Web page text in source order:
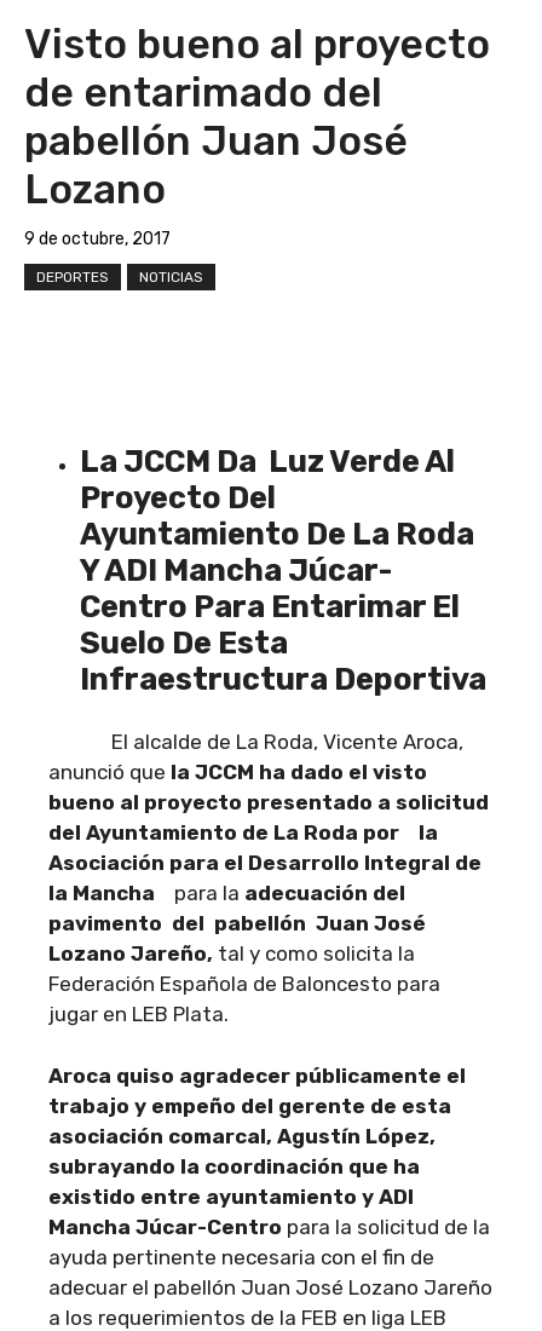
Visto bueno al proyecto
de entarimado del
pabellón Juan José
Lozano
9 de octubre, 2017
DEPORTES NOTICIAS
La JCCM Da Luz Verde Al
Proyecto Del
Ayuntamiento De La Roda
Y ADI Mancha Júcar-
Centro Para Entarimar El
Suelo De Esta
Infraestructura Deportiva
El alcalde de La Roda, Vicente Aroca,
anunció que la JCCM ha dado el visto
bueno al proyecto presentado a solicitud
del Ayuntamiento de La Roda por la
Asociación para el Desarrollo Integral de
la Mancha para la adecuación del
pavimento del pabellón Juan José
Lozano Jareño, tal y como solicita la
Federación Española de Baloncesto para
jugar en LEB Plata.
Aroca quiso agradecer públicamente el
trabajo y empeño del gerente de esta
asociación comarcal, Agustín López,
subrayando la coordinación que ha
existido entre ayuntamiento y ADI
Mancha Júcar-Centro para la solicitud de la
ayuda pertinente necesaria con el fin de
adecuar el pabellón Juan José Lozano Jareño
a los requerimientos de la FEB en liga LEB